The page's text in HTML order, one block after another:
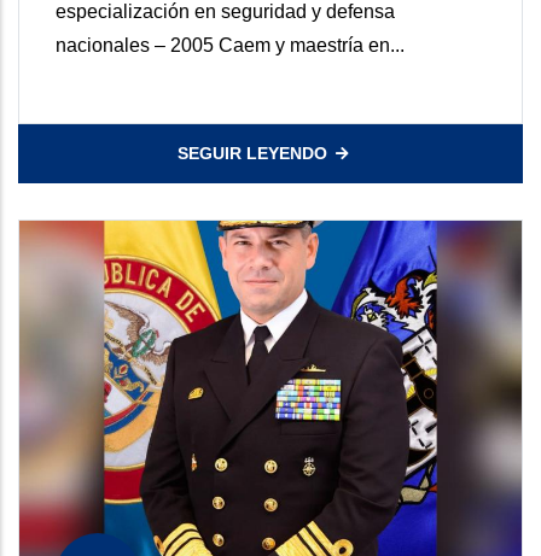
especialización en seguridad y defensa
nacionales – 2005 Caem y maestría en...
SEGUIR LEYENDO